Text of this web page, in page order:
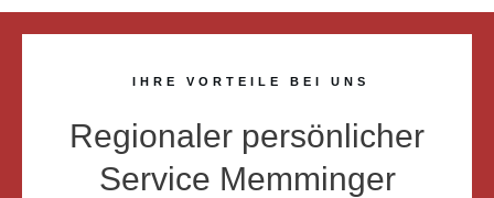
IHRE VORTEILE BEI UNS
Regionaler persönlicher
Service Memminger